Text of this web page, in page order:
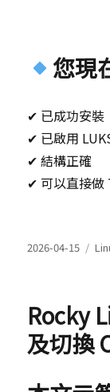
您現
✔ 已成功安裝
✔ 已啟用
✔ 結構正確
✔ 可以直接做
發
2026-04-15
分
Rocky
及切換